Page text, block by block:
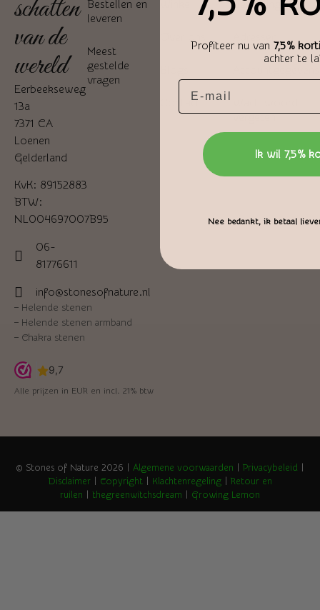
schatten
van de
wereld
Eerbeekseweg
13a
7371 CA
Loenen
Gelderland
KvK: 89152883
BTW:
NL004697007B95
06-
81776611
info@stonesofnature.nl
Bestellen en
leveren
Meest
gestelde
vragen
Contact
Bestellingen
vergeten
– Helende stenen
– Helende stenen armband
– Chakra stenen
Alle prijzen in EUR en incl. 21% btw
© Stones of Nature 2026 | Algemene voorwaarden | Privacybeleid |
Disclaimer| Copyright | Klachtenregeling| Retour en
ruilen | thegreenwitchsdream | Growing Lemon
Profiteer nu van 7,5%
achter te
Email
Ik wil 7,5%
Nee bedankt, ik betaal